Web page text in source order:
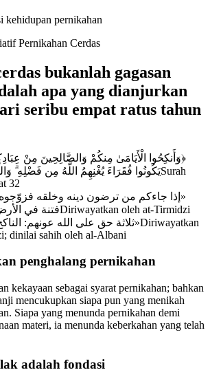
kehidupan pernikahan
Pernikahan Cerdas
bukanlah gagasan
apa yang dianjurkan
seribu empat ratus tahun
﴿وَأَنكِحُوا الْأَيَامَىٰ مِنكُمْ وَالصَّالِحِينَ مِنْ
يَكُونُوا فُقَرَاءَ يُغْنِهِمُ اللَّهُ مِن فَضْلِهِSurah
32
«إذا جاءكم من ترضون دينه وخلقه فزوّجوه،
فتنة فيDiriwayatkan oleh at-Tirmidzi
«ثلاثة حق على الله عونهم:Diriwayatkan
dinilai sahih oleh al-Albani
penghalang pernikahan
kekayaan sebagai syarat pernikahan; bahkan
mencukupkan siapa pun yang menikah
Siapa yang menunda pernikahan demi
materi, ia menunda keberkahan yang telah
adalah fondasi